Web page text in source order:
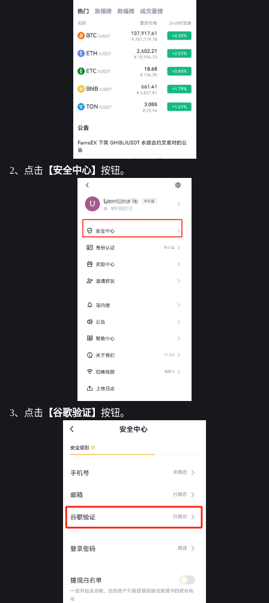
2、点击 【安全中心】 按钮。
3、点击 【谷歌验证】 按钮。